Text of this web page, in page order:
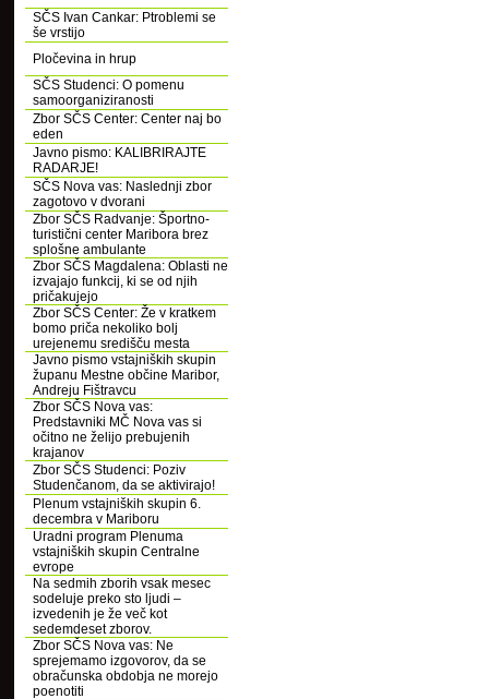
SČS Ivan Cankar: Ptroblemi se
še vrstijo
Pločevina in hrup
SČS Studenci: O pomenu
samoorganiziranosti
Zbor SČS Center: Center naj bo
eden
Javno pismo: KALIBRIRAJTE
RADARJE!
SČS Nova vas: Naslednji zbor
zagotovo v dvorani
Zbor SČS Radvanje: Športno-
turistični center Maribora brez
splošne ambulante
Zbor SČS Magdalena: Oblasti ne
izvajajo funkcij, ki se od njih
pričakujejo
Zbor SČS Center: Že v kratkem
bomo priča nekoliko bolj
urejenemu središču mesta
Javno pismo vstajniških skupin
županu Mestne občine Maribor,
Andreju Fištravcu
Zbor SČS Nova vas:
Predstavniki MČ Nova vas si
očitno ne želijo prebujenih
krajanov
Zbor SČS Studenci: Poziv
Studenčanom, da se aktivirajo!
Plenum vstajniških skupin 6.
decembra v Mariboru
Uradni program Plenuma
vstajniških skupin Centralne
evrope
Na sedmih zborih vsak mesec
sodeluje preko sto ljudi –
izvedenih je že več kot
sedemdeset zborov.
Zbor SČS Nova vas: Ne
sprejemamo izgovorov, da se
obračunska obdobja ne morejo
poenotiti